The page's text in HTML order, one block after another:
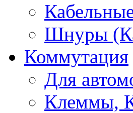
Шнуры
Коммутация
Для
Клеммы,